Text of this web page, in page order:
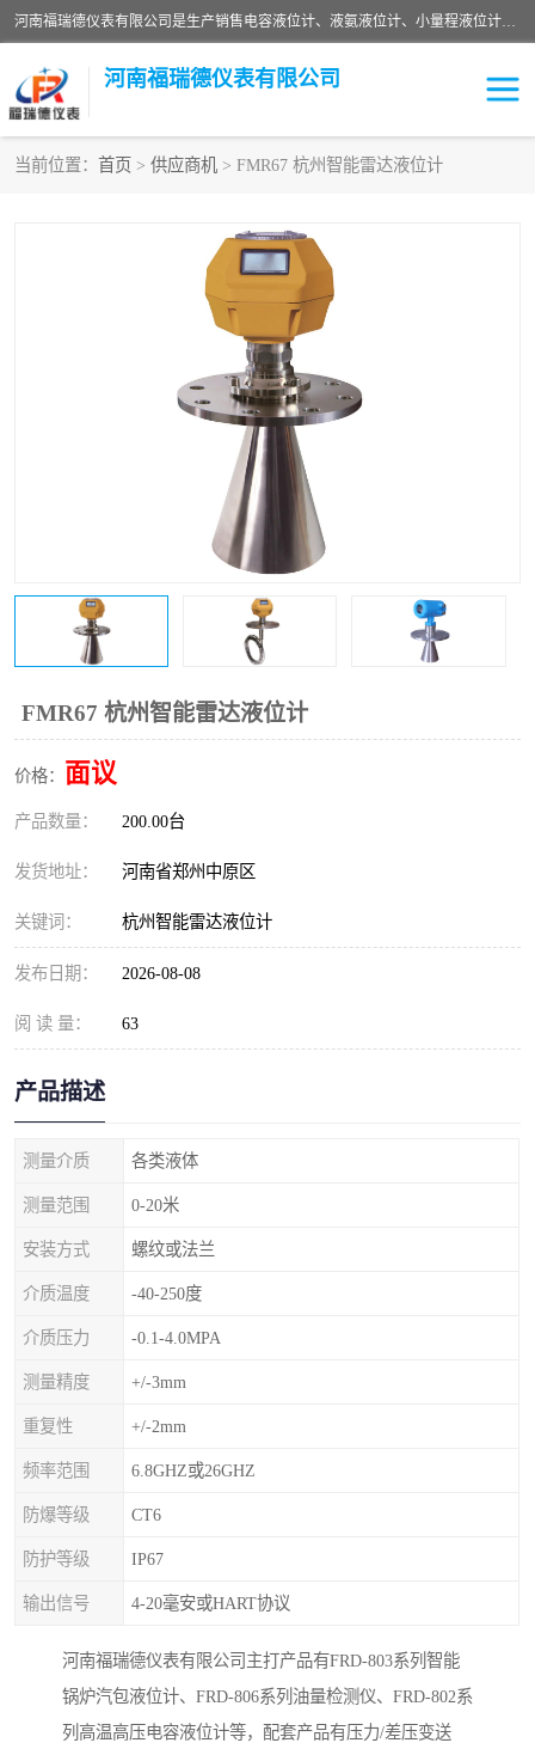
河南福瑞德仪表有限公司是生产销售电容液位计、液氨液位计、小量程液位计定制、智能锅炉水位计、液氮液位计等；并在产品开发、研制的过程中，吸取国内外仪器仪表的技术精华，建立了一支高、精、尖的科研开发队伍，使产品性能不断升级。
河南福瑞德仪表有限公司
当前位置： 首页 > 供应商机 > FMR67 杭州智能雷达液位计
FMR67 杭州智能雷达液位计
价格： 面议
产品数量： 200.00台
发货地址： 河南省郑州中原区
关键词： 杭州智能雷达液位计
发布日期： 2026-08-08
阅 读 量： 63
产品描述
测量介质 各类液体
测量范围 0-20米
安装方式 螺纹或法兰
介质温度 -40-250度
介质压力 -0.1-4.0MPA
测量精度 +/-3mm
重复性 +/-2mm
频率范围 6.8GHZ或26GHZ
防爆等级 CT6
防护等级 IP67
输出信号 4-20毫安或HART协议
河南福瑞德仪表有限公司主打产品有FRD-803系列智能
锅炉汽包液位计、FRD-806系列油量检测仪、FRD-802系
列高温高压电容液位计等，配套产品有压力/差压变送
流量传感器
液氮液位计
液位计传感器定制
物位计
测漏仪
锅炉水位计
智能锅炉水位计